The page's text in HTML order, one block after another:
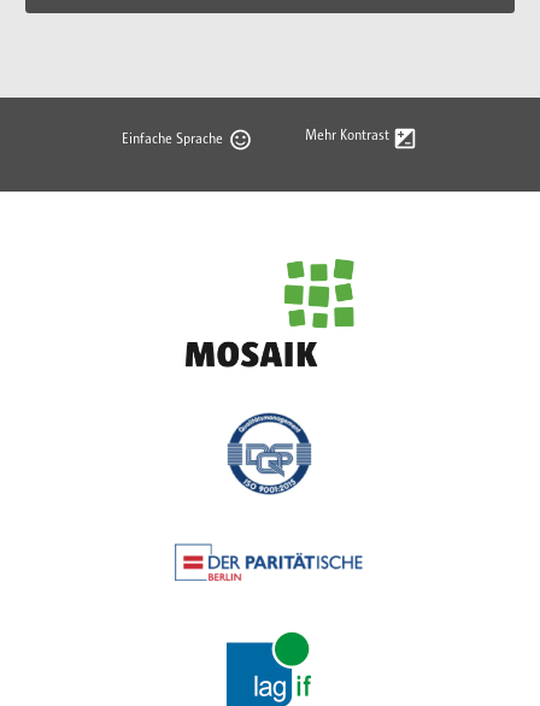
Einfache Sprache Mehr Kontrast